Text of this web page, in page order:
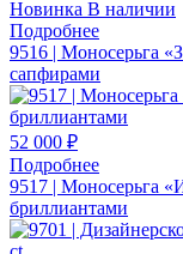
Новинка В наличии
Подробнее
9516 | Моносерьга
сапфирами
52 000 ₽
Подробнее
9517 | Моносерьга
бриллиантами